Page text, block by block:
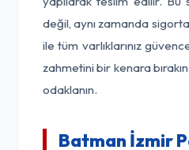
değil, aynı zamanda
ile tüm varlıklarınız
zahmetini bir kenara
odaklanın.
Batman İzmir